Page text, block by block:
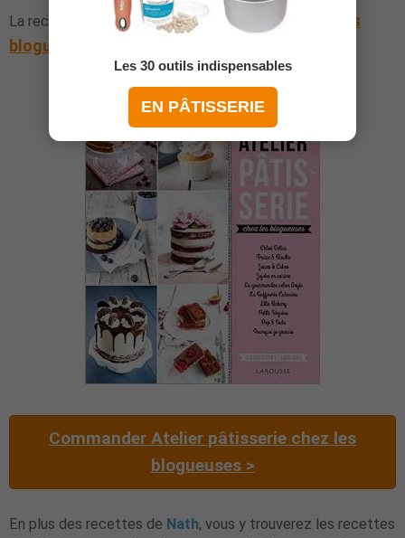
La recette vient du livreAtelier pâtisserie chez les
blogueuses
Commander Atelier pâtisserie chez les
blogueuses >
En plus des recettes de Nath, vous y trouverez les recettes
Les 30 outils indispensables
EN PÂTISSERIE